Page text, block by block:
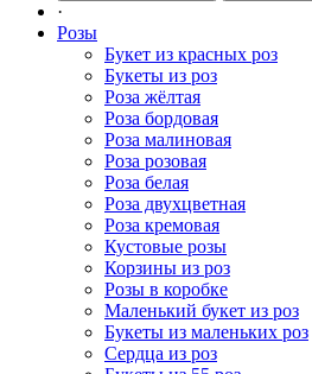
·
Розы
Букет из красных роз
Букеты из роз
Роза жёлтая
Роза бордовая
Роза малиновая
Роза розовая
Роза белая
Роза двухцветная
Роза кремовая
Кустовые розы
Корзины из роз
Розы в коробке
Маленький букет из роз
Букеты из маленьких роз
Сердца из роз